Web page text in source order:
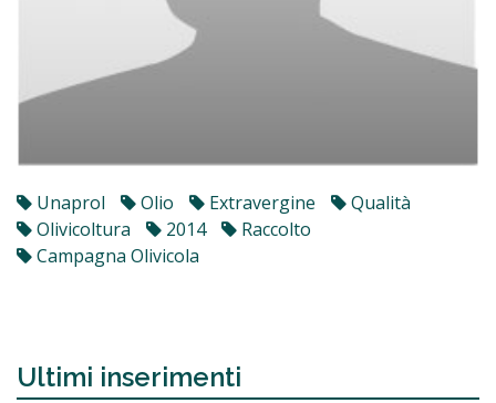
Unaprol Olio Extravergine
Qualità
Olivicoltura
2014
Raccolto
Campagna Olivicola
Ultimi inserimenti